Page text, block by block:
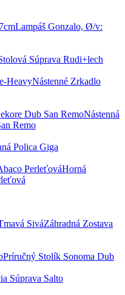
Lampáš Gonzalo, Ø/v:
Súprava Rudi+lech
Nástenné Zrkadlo
Nástenná
Remo
Polica Giga
Horná
Záhradná Zostava
Príručný Stolík Sonoma Dub
Súprava Salto